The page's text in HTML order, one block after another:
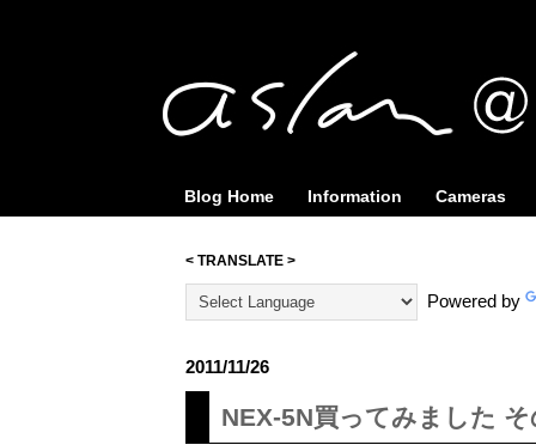
Blog Home Information Cameras
< TRANSLATE >
Powered by
2011/11/26
NEX-5N買ってみました